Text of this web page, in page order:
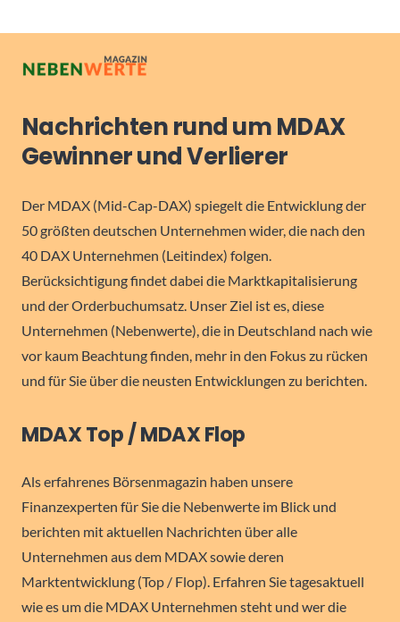
Nachrichten rund um MDAX
Gewinner und Verlierer
Der MDAX (Mid-Cap-DAX) spiegelt die Entwicklung der
50 größten deutschen Unternehmen wider, die nach den
40 DAX Unternehmen (Leitindex) folgen.
Berücksichtigung findet dabei die Marktkapitalisierung
und der Orderbuchumsatz. Unser Ziel ist es, diese
Unternehmen (Nebenwerte), die in Deutschland nach wie
vor kaum Beachtung finden, mehr in den Fokus zu rücken
und für Sie über die neusten Entwicklungen zu berichten.
MDAX Top / MDAX Flop
Als erfahrenes Börsenmagazin haben unsere
Finanzexperten für Sie die Nebenwerte im Blick und
berichten mit aktuellen Nachrichten über alle
Unternehmen aus dem MDAX sowie deren
Marktentwicklung (Top / Flop). Erfahren Sie tagesaktuell
wie es um die MDAX Unternehmen steht und wer die